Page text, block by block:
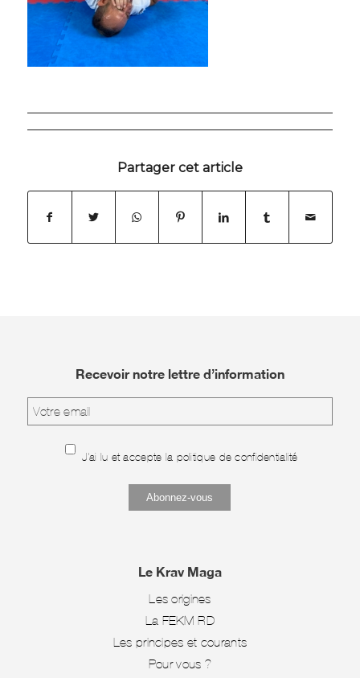
Partager cet article
Recevoir notre lettre d’information
J'ai lu et accepte la politique de confidentialité
Le Krav Maga
Les origines
La FEKM-RD
Les principes et courants
Pour vous ?